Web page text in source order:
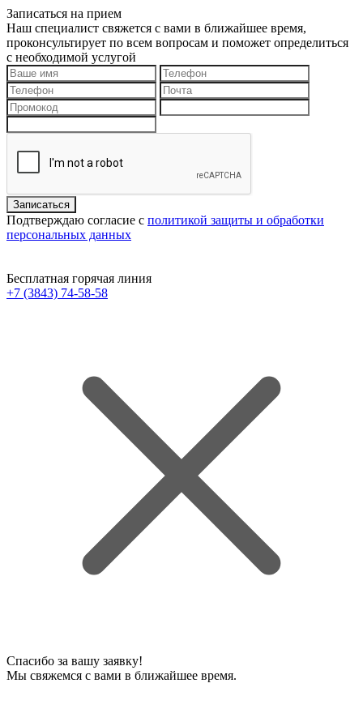
Записаться на прием
Наш специалист свяжется с вами в ближайшее время,
проконсультирует по всем вопросам и поможет определиться
с необходимой услугой
Подтверждаю согласие с политикой защиты и обработки
персональных данных
Бесплатная горячая линия
+7 (3843) 74-58-58
Спасибо за вашу заявку!
Мы свяжемся с вами в ближайшее время.